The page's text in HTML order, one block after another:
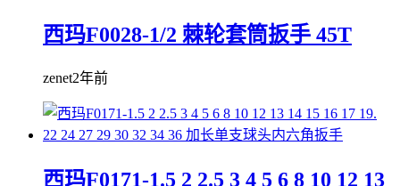
西玛F0028-1/2 棘轮套筒扳手 45T
zenet2年前
西玛F0171-1.5 2 2.5 3 4 5 6 8 10 12 13